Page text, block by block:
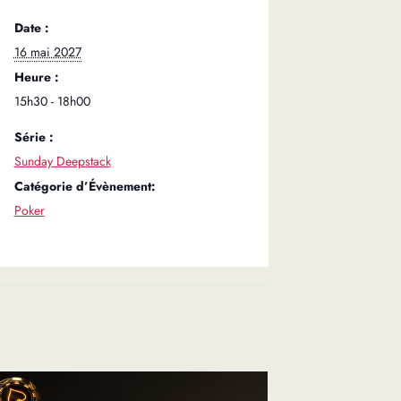
Date :
16 mai 2027
Heure :
15h30 - 18h00
Série :
Sunday Deepstack
Catégorie d’Évènement:
Poker